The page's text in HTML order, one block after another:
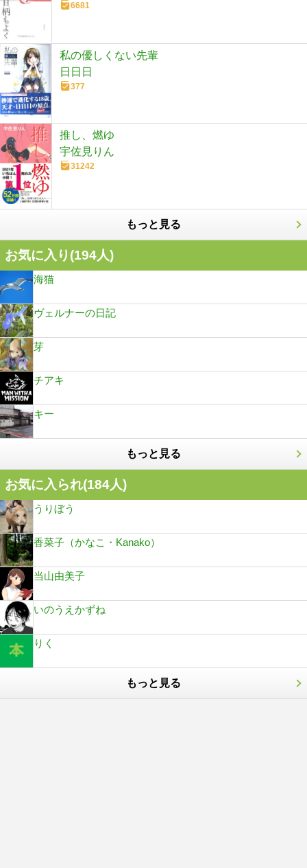
6681
私の優しくない先輩
日日日
377
推し、燃ゆ
宇佐見りん
31242
もっと見る
お気に入り(194人)
海猫
ヴェルナーの日記
芽
チアキ
キー
もっと見る
お気に入られ(184人)
うりぼう
香菜子（かなこ・Kanako）
当山由美子
いのうえかずね
りく
もっと見る